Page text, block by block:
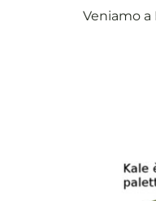
Veniamo a